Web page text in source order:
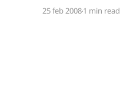
teoretisk gräns
25 feb 20081 min read